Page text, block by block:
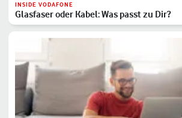
INSIDE VODAFONE
Glasfaser oder Kabel: Was passt zu Dir?